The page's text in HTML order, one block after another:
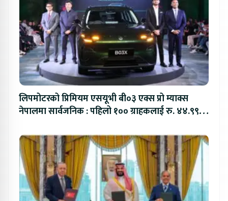
लिपमोटरको प्रिमियम एसयूभी बी०३ एक्स प्रो म्याक्स
नेपालमा सार्वजनिक : पहिलो १०० ग्राहकलाई रु. ४४.९९